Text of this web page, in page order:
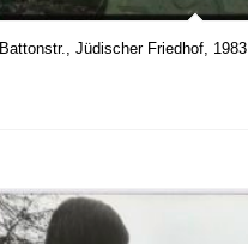
Battonstr., Jüdischer Friedhof, 1983